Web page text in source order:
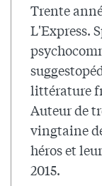
Trente
L'Express.
littérature
Auteur de
vingtaine
héros et
2015.